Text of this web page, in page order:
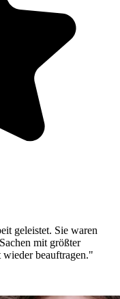
geleistet. Sie waren
mit größter
beauftragen."